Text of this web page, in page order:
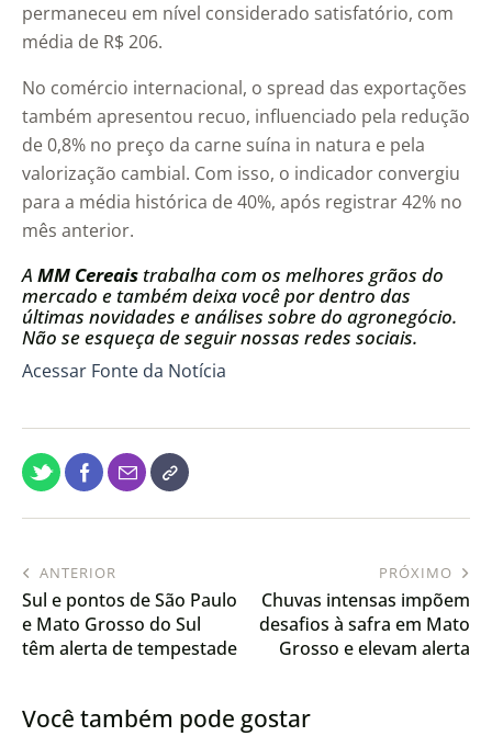
permaneceu em nível considerado satisfatório, com
média de R$ 206.
No comércio internacional, o spread das exportações
também apresentou recuo, influenciado pela redução
de 0,8% no preço da carne suína in natura e pela
valorização cambial. Com isso, o indicador convergiu
para a média histórica de 40%, após registrar 42% no
mês anterior.
A MM Cereais trabalha com os melhores grãos do
mercado e também deixa você por dentro das
últimas novidades e análises sobre do agronegócio.
Não se esqueça de seguir nossas redes sociais.
Acessar Fonte da Notícia
ANTERIOR
Sul e pontos de São Paulo
e Mato Grosso do Sul
têm alerta de tempestade
PRÓXIMO
Chuvas intensas impõem
desafios à safra em Mato
Grosso e elevam alerta
Você também pode gostar